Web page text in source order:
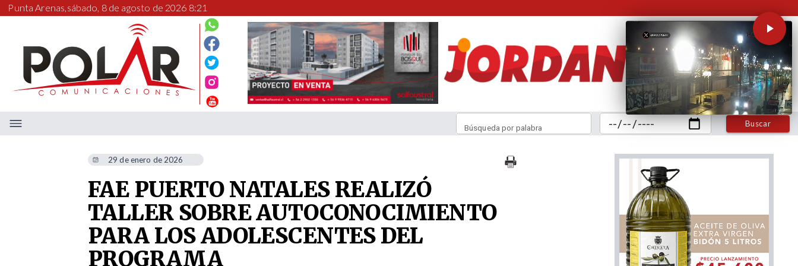
Punta Arenas,sábado, 8 de agosto de 2026 8:21
Buscar
Búsqueda por palabra
29 de enero de 2026
FAE PUERTO NATALES REALIZÓ
TALLER SOBRE AUTOCONOCIMIENTO
PARA LOS ADOLESCENTES DEL
PROGRAMA